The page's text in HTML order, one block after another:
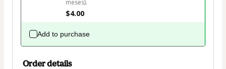
meses).
$4.00
Add to purchase
Order details